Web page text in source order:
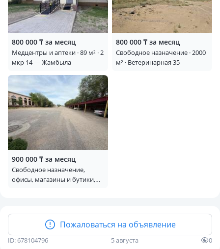
800 000 ₸ за месяц
Медцентры и аптеки · 89 м² · 2
мкр 14 — Жамбыла
800 000 ₸ за месяц
Свободное назначение · 2000
м² · Ветеринарная 35
900 000 ₸ за месяц
Свободное назначение,
офисы, магазины и бутики,
фитнес и спорт, медцентры и
аптеки, образование,
развлечения, конференц-
Пожаловаться на объявление
ID: 678104796 5 августа 0